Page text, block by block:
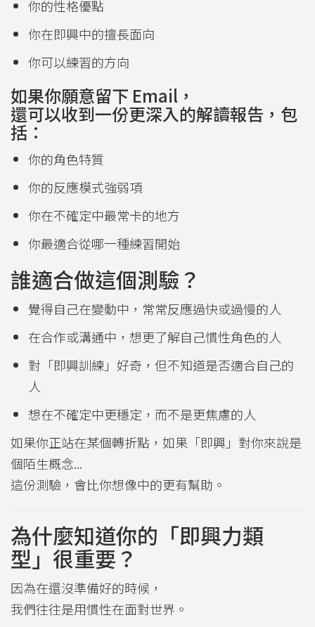
你的性格優點
你在即興中的擅長面向
你可以練習的方向
如果你願意留下 Email，
還可以收到一份更深入的解讀報告，包
括：
你的角色特質
你的反應模式強弱項
你在不確定中最常卡的地方
你最適合從哪一種練習開始
誰適合做這個測驗？
覺得自己在變動中，常常反應過快或過慢的人
在合作或溝通中，想更了解自己慣性角色的人
對「即興訓練」好奇，但不知道是否適合自己的
人
想在不確定中更穩定，而不是更焦慮的人
如果你正站在某個轉折點，如果「即興」對你來說是
個陌生概念...
這份測驗，會比你想像中的更有幫助。
為什麼知道你的「即興力類
型」很重要？
因為在還沒準備好的時候，
我們往往是用慣性在面對世界。